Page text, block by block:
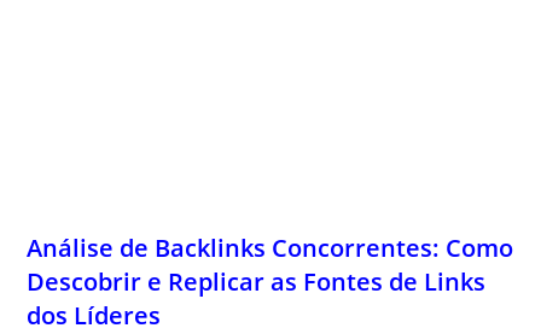
Análise de Backlinks Concorrentes: Como
Descobrir e Replicar as Fontes de Links
dos Líderes